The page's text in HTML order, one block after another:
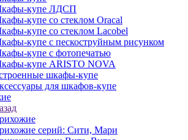
купе ЛДСП
купе со стеклом Oracal
купе со стеклом Lacobel
купе с пескоструйным рисунком
купе с фотопечатью
купе ARISTO NOVA
шкафы-купе
для шкафов-купе
серий: Сити, Мари